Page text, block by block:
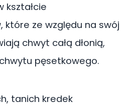
kształcie
które ze względu na swój
chwyt całą dłonią,
pęsetkowego.
tanich kredek